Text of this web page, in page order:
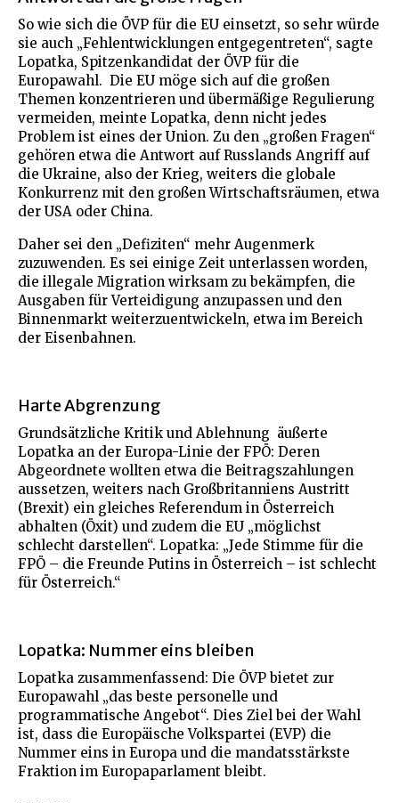
So wie sich die ÖVP für die EU einsetzt, so sehr würde
sie auch „Fehlentwicklungen entgegentreten“, sagte
Lopatka, Spitzenkandidat der ÖVP für die
Europawahl. Die EU möge sich auf die großen
Themen konzentrieren und übermäßige Regulierung
vermeiden, meinte Lopatka, denn nicht jedes
Problem ist eines der Union. Zu den „großen Fragen“
gehören etwa die Antwort auf Russlands Angriff auf
die Ukraine, also der Krieg, weiters die globale
Konkurrenz mit den großen Wirtschaftsräumen, etwa
der USA oder China.
Daher sei den „Defiziten“ mehr Augenmerk
zuzuwenden. Es sei einige Zeit unterlassen worden,
die illegale Migration wirksam zu bekämpfen, die
Ausgaben für Verteidigung anzupassen und den
Binnenmarkt weiterzuentwickeln, etwa im Bereich
der Eisenbahnen.
Harte Abgrenzung
Grundsätzliche Kritik und Ablehnung äußerte
Lopatka an der Europa-Linie der FPÖ: Deren
Abgeordnete wollten etwa die Beitragszahlungen
aussetzen, weiters nach Großbritanniens Austritt
(Brexit) ein gleiches Referendum in Österreich
abhalten (Öxit) und zudem die EU „möglichst
schlecht darstellen“. Lopatka: „Jede Stimme für die
FPÖ – die Freunde Putins in Österreich – ist schlecht
für Österreich.“
Lopatka: Nummer eins bleiben
Lopatka zusammenfassend: Die ÖVP bietet zur
Europawahl „das beste personelle und
programmatische Angebot“. Dies Ziel bei der Wahl
ist, dass die Europäische Volkspartei (EVP) die
Nummer eins in Europa und die mandatsstärkste
Fraktion im Europaparlament bleibt.